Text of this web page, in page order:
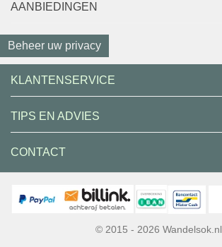
AANBIEDINGEN
Beheer uw privacy
KLANTENSERVICE
TIPS EN ADVIES
CONTACT
© 2015 - 2026 Wandelsok.nl